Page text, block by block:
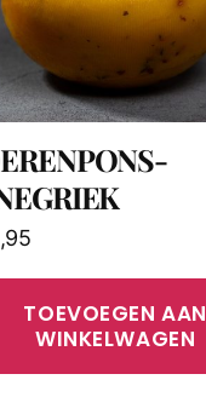
TOEVOEGEN AAN
WINKELWAGEN